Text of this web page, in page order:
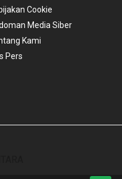
Cookie
Media Siber
Kami
Pers